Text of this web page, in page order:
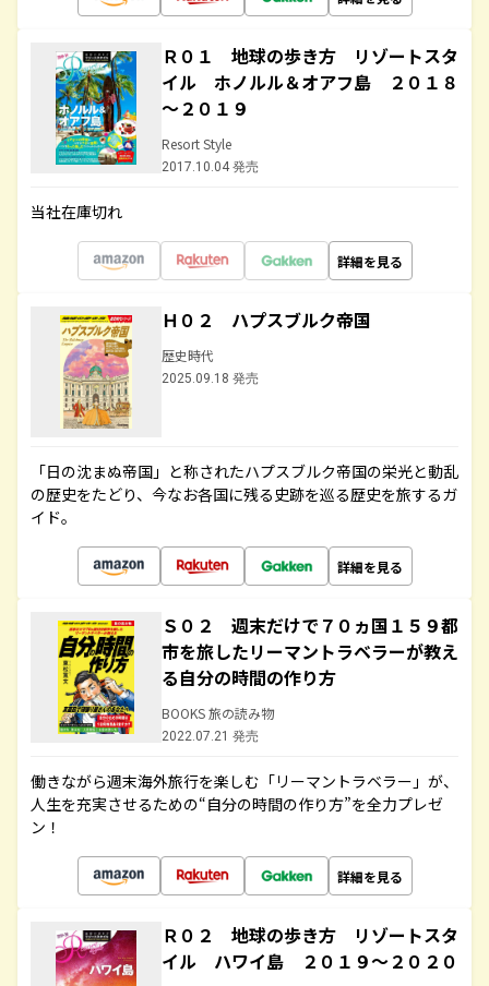
Ｒ０１ 地球の歩き方 リゾートスタ
イル ホノルル＆オアフ島 ２０１８
～２０１９
Resort Style
2017.10.04 発売
当社在庫切れ
詳細を見る
Ｈ０２ ハプスブルク帝国
歴史時代
2025.09.18 発売
「日の沈まぬ帝国」と称されたハプスブルク帝国の栄光と動乱
の歴史をたどり、今なお各国に残る史跡を巡る歴史を旅するガ
イド。
詳細を見る
Ｓ０２ 週末だけで７０ヵ国１５９都
市を旅したリーマントラベラーが教え
る自分の時間の作り方
BOOKS 旅の読み物
2022.07.21 発売
働きながら週末海外旅行を楽しむ「リーマントラベラー」が、
人生を充実させるための“自分の時間の作り方”を全力プレゼ
ン！
詳細を見る
Ｒ０２ 地球の歩き方 リゾートスタ
イル ハワイ島 ２０１９～２０２０